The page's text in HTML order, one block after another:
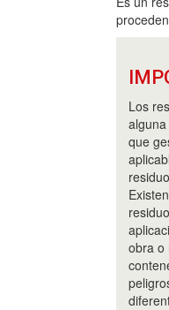
Los
que
obra o